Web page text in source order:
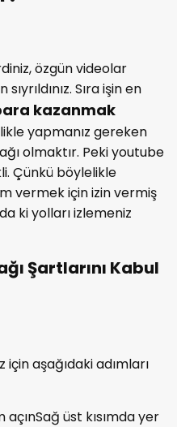
özgün videolar
Sıra işin en
kazanmak
yapmanız gereken
olmaktır. Peki youtube
Çünkü böylelikle
vermek için izin vermiş
ki yolları izlemeniz
Şartlarını Kabul
aşağıdaki adımları
üst kısımda yer